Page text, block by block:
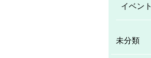
イベント
未分類